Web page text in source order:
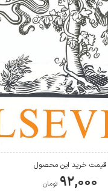
قیمت خرید این محصول
۹۲,۰۰۰ تومان